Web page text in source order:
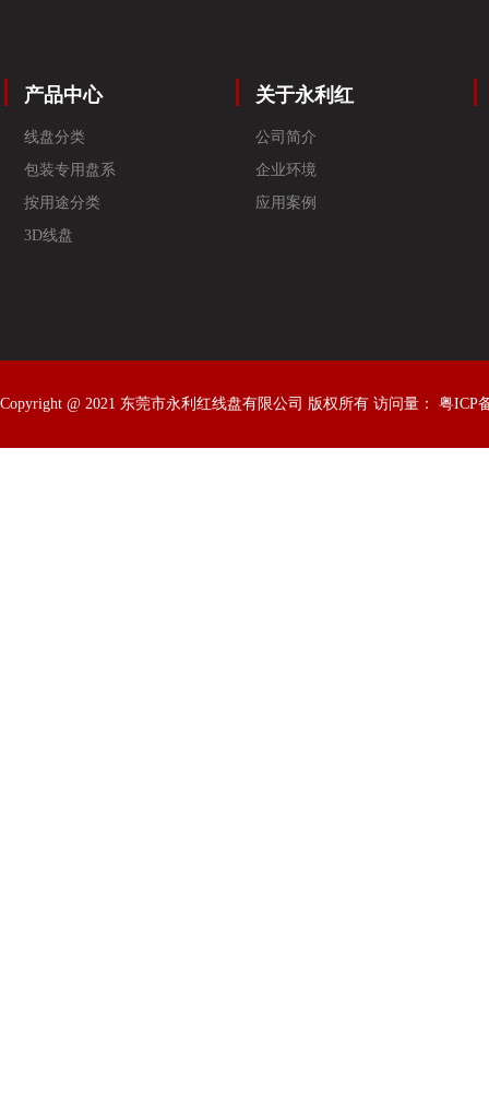
产品中心
线盘分类
包装专用盘系
按用途分类
3D线盘
关于永利红
公司简介
企业环境
应用案例
Copyright @ 2021 东莞市永利红线盘有限公司 版权所有 访问量： 粤ICP